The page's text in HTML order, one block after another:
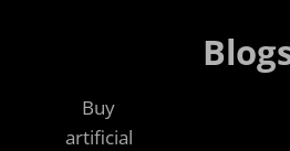
Buy
artificial